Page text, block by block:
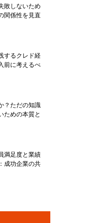
敗しないため
係性を見直
するクレド経
前に考えるべ
？ただの知識
ための本質と
満足度と業績
成功企業の共